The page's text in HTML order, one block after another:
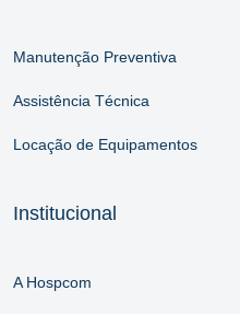
Manutenção Preventiva
Assistência Técnica
Locação de Equipamentos
Institucional
A Hospcom